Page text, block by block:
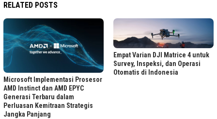
RELATED POSTS
Microsoft Implementasi Prosesor
AMD Instinct dan AMD EPYC
Generasi Terbaru dalam
Perluasan Kemitraan Strategis
Jangka Panjang
Empat Varian DJI Matrice 4 untuk
Survey, Inspeksi, dan Operasi
Otomatis di Indonesia